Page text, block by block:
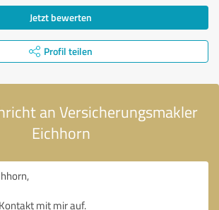
Jetzt bewerten
Profil teilen
an Versicherungsmakler
Eichhorn